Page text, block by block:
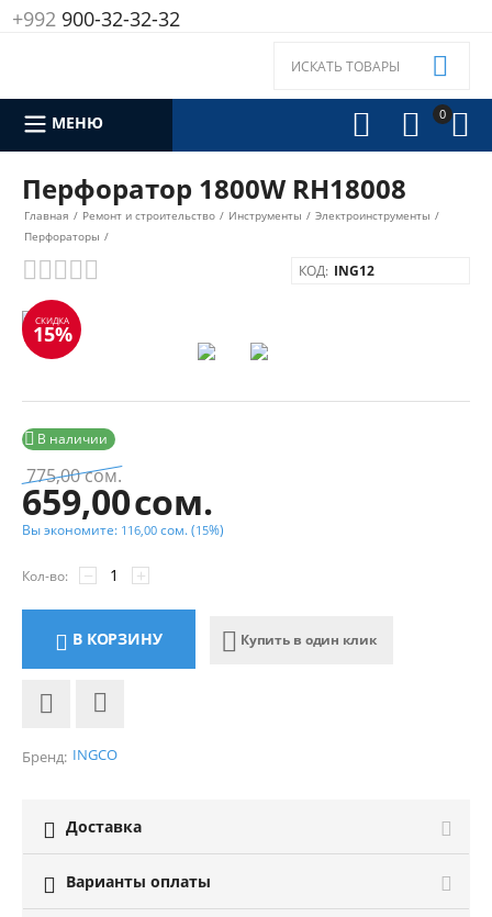
+992900-32-32-32
0 



МЕНЮ
Перфоратор 1800W RH18008
Главная / Ремонт и строительство / Инструменты / Электроинструменты /
Перфораторы /
КОД: ING12
СКИДКА
15%
В наличии

775,00сом.
659,00сом.
Вы экономите: 116,00 сом.(15%)
Кол-во: +
−
В КОРЗИНУ Купить в один клик
Бренд: INGCO
 Доставка
 Варианты оплаты